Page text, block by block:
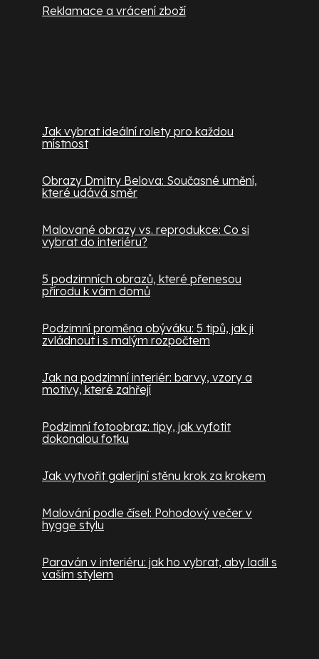
Reklamace a vrácení zboží
Jak vybrat ideální rolety pro každou
místnost
Obrazy Dmitry Belova: Současné umění,
které udává směr
Malované obrazy vs. reprodukce: Co si
vybrat do interiéru?
5 podzimních obrazů, které přenesou
přírodu k vám domů
Podzimní proměna obýváku: 5 tipů, jak ji
zvládnout i s malým rozpočtem
Jak na podzimní interiér: barvy, vzory a
motivy, které zahřejí
Podzimní fotoobraz: tipy, jak vyfotit
dokonalou fotku
Jak vytvořit galerijní stěnu krok za krokem
Malování podle čísel: Pohodový večer v
hygge stylu
Paraván v interiéru: jak ho vybrat, aby ladil s
vaším stylem